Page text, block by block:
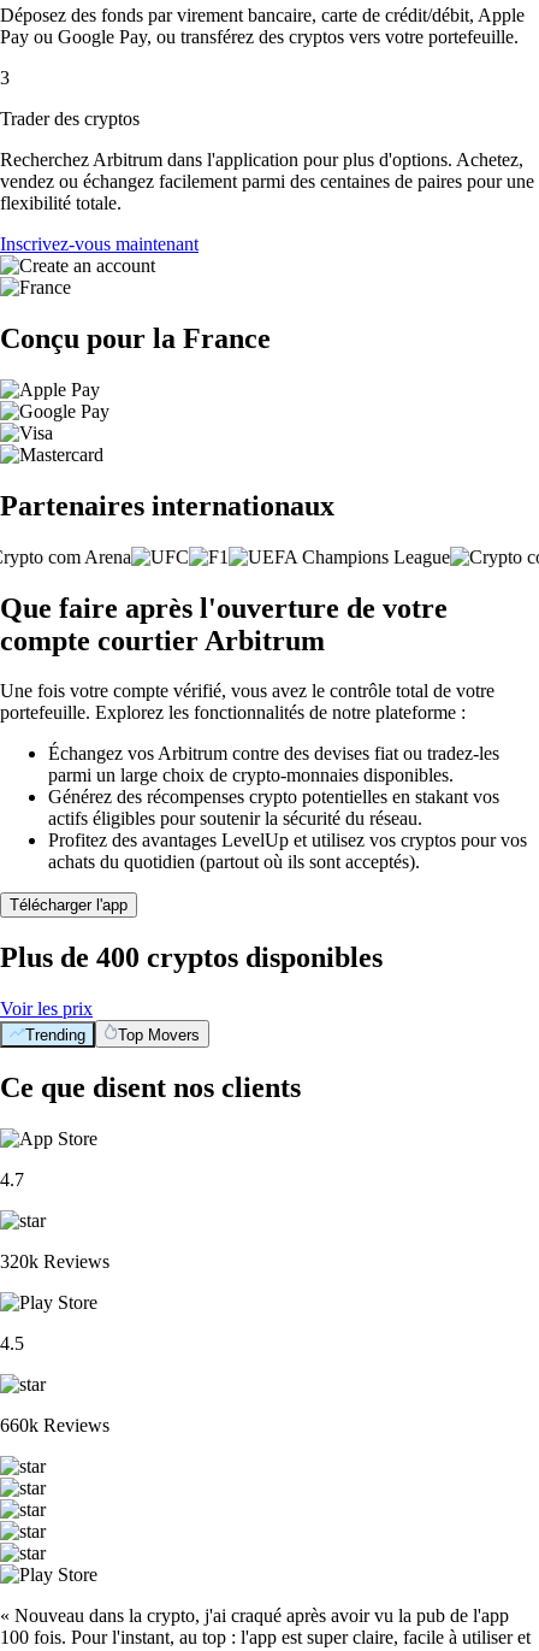
Déposez des fonds par virement bancaire, carte de crédit/débit, Apple
Pay ou Google Pay, ou transférez des cryptos vers votre portefeuille.
3
Trader des cryptos
Recherchez Arbitrum dans l'application pour plus d'options. Achetez,
vendez ou échangez facilement parmi des centaines de paires pour une
flexibilité totale.
Inscrivez-vous maintenant
Conçu pour la France
Partenaires internationaux
Que faire après l'ouverture de votre
compte courtier Arbitrum
Une fois votre compte vérifié, vous avez le contrôle total de votre
portefeuille. Explorez les fonctionnalités de notre plateforme :
Échangez vos Arbitrum contre des devises fiat ou tradez-les
parmi un large choix de crypto-monnaies disponibles.
Générez des récompenses crypto potentielles en stakant vos
actifs éligibles pour soutenir la sécurité du réseau.
Profitez des avantages LevelUp et utilisez vos cryptos pour vos
achats du quotidien (partout où ils sont acceptés).
Télécharger l'app
Plus de 400 cryptos disponibles
Voir les prix
Trending Top Movers
Ce que disent nos clients
4.7
320k Reviews
4.5
660k Reviews
« Nouveau dans la crypto, j'ai craqué après avoir vu la pub de l'app
100 fois. Pour l'instant, au top : l'app est super claire, facile à utiliser et